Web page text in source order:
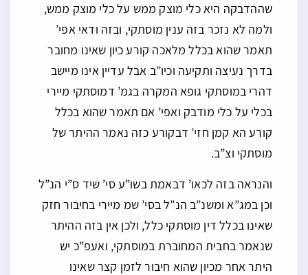
שההדבקה היא כלי מוצק ממש על כלי מוצק ממש,
ולמה לא נזכר בזה ענין מוסתקי, ובזה ודאי אפי’
תאמר שהוא בכלל מלאכה קורע כיון שאינו מחובר
בדרך נעיצה ותקיעה וכיו”ב אבל עדיין אינו מיישב
דהרי במוסתקי גופא המקרה בגמ’ דמוסתקי מיירי
בכלי על כלי מודבק ואפי’ אם תאמר שהוא בכלל
קורע הא קמן חזי’ דבקורע כזה נאמר ההיתר של
מוסתקי וצ”ב.
והנראה בזה לכאו’ דבאמת בשו”ע סי’ שיד ס”י הנ”ל
וכן במג”א ומשנ”ב הנ”ל בסי’ שמ מיירי בחיבור חזק
שאינו בכלל דין מוסתקי כלל, ולכן אין בזה ההיתר
שנאמר בחבית המחוברת במוסתקי, ואעפ”כ יש
היתר אחר מכיון שהוא חיבור לזמן קצר שאינו